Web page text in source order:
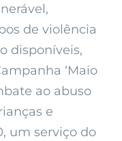
de violência
disponíveis,
‘Maio
ao abuso
e
um serviço do